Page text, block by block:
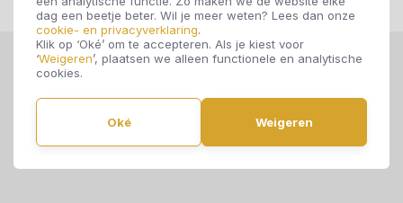
dag een beetje beter. Wil je meer weten? Lees dan onze
cookie- en privacyverklaring.
Klik op ‘Oké’ om te accepteren. Als je kiest voor
‘Weigeren’, plaatsen we alleen functionele en analytische
cookies.
Oké Weigeren